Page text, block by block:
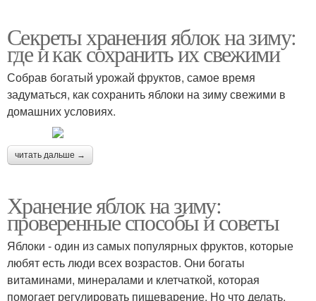
Секреты хранения яблок на зиму:
где и как сохранить их свежими
Собрав богатый урожай фруктов, самое время
задуматься, как сохранить яблоки на зиму свежими в
домашних условиях.
читать дальше →
Хранение яблок на зиму:
проверенные способы и советы
Яблоки - один из самых популярных фруктов, которые
любят есть люди всех возрастов. Они богаты
витаминами, минералами и клетчаткой, которая
помогает регулировать пищеварение. Но что делать,